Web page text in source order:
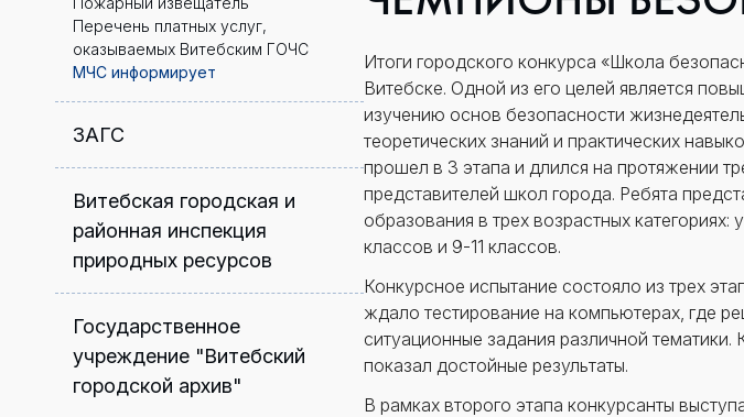
Перечень платных услуг,
оказываемых Витебским ГОЧС
МЧС информирует
ЗАГС
Витебская городская и
районная инспекция
природных ресурсов
Государственное
учреждение "Витебский
городской архив"
Итоги городского конкурса «Школа
Витебске. Одной из его целей является
изучению основ безопасности
теоретических знаний и практических
прошел в 3 этапа и длился на протяжении
представителей школ города. Ребята
образования в трех возрастных
классов и 9-11 классов.
Конкурсное испытание состояло из трех
ждало тестирование на компьютерах, где
ситуационные задания различной
показал достойные результаты.
В рамках второго этапа конкурсанты